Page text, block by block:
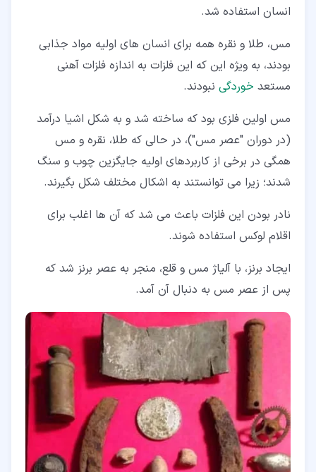
انسان استفاده شد.
مس، طلا و نقره همه برای انسان های اولیه مواد جذابی
بودند، به ویژه این که این فلزات به اندازه فلزات آهنی
مستعد خوردگی نبودند.
مس اولین فلزی بود که ساخته شد و به شکل اشیا درآمد
(در دوران "عصر مس")، در حالی که طلا، نقره و مس
همگی در برخی از کاربردهای اولیه جایگزین چوب و سنگ
شدند؛ زیرا می توانستند به اشکال مختلف شکل بگیرند.
نادر بودن این فلزات باعث می شد که آن ها اغلب برای
اقلام لوکس استفاده شوند.
ایجاد برنز، با آلیاژ مس و قلع، منجر به عصر برنز شد که
پس از عصر مس به دنبال آن آمد.